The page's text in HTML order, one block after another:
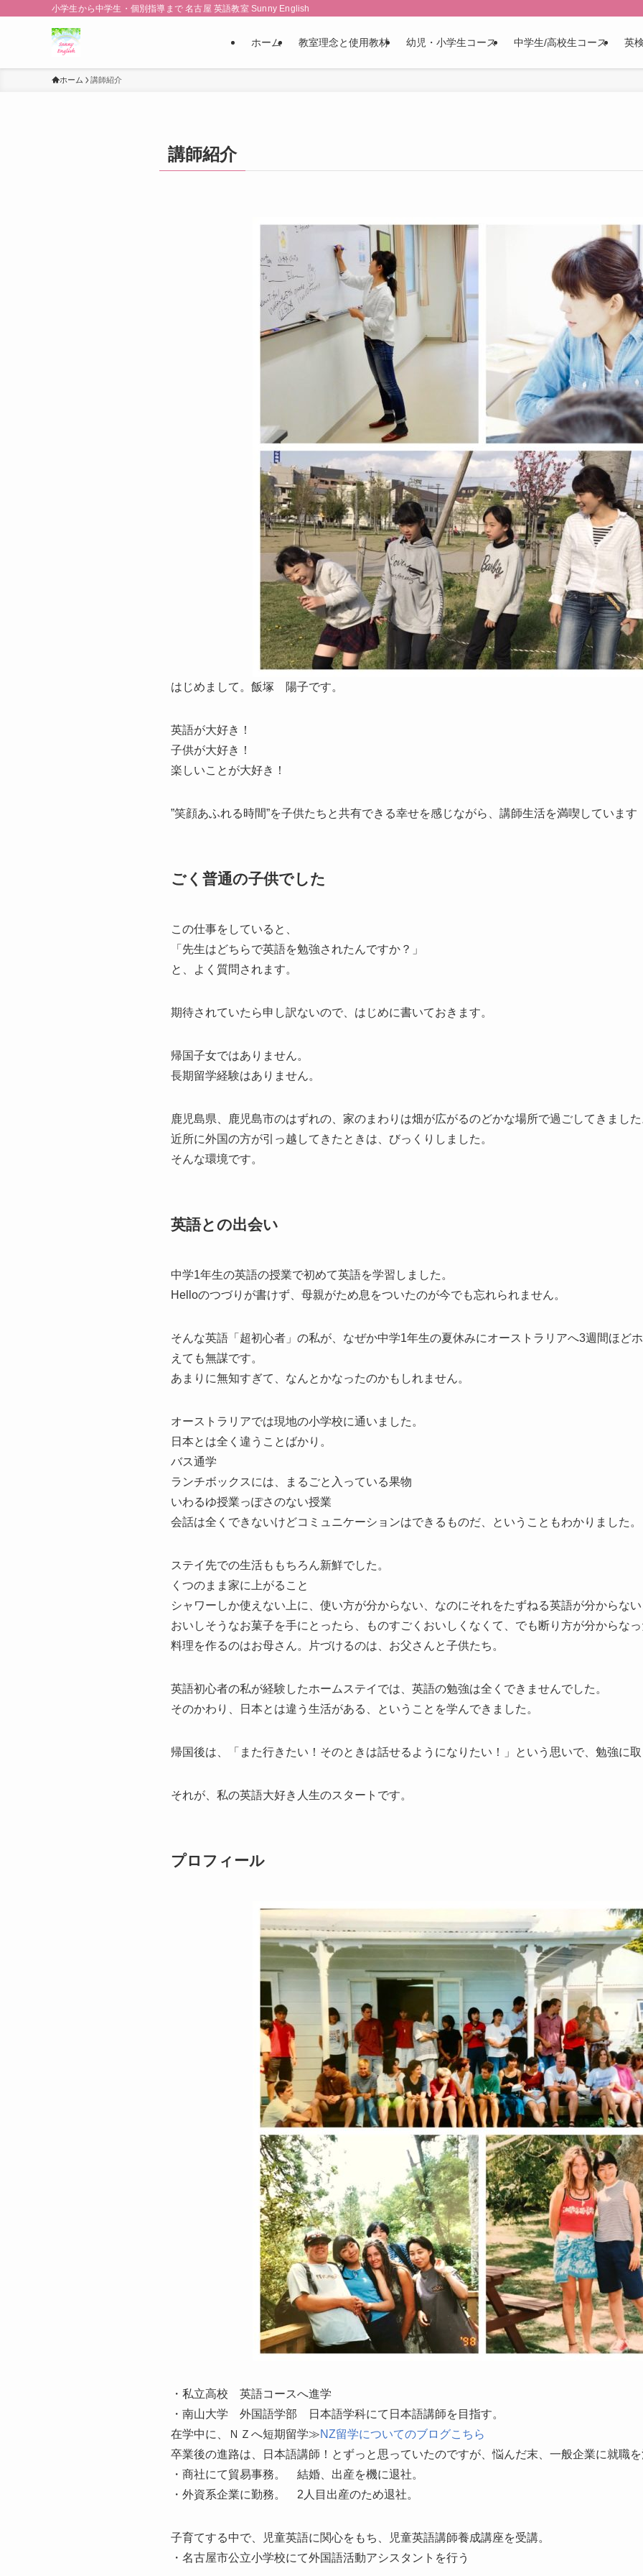
小学生から中学生・個別指導まで 名古屋 英語教室 Sunny English
ホーム 教室理念と使用教材 幼児・小学生コース 中学生/高校生コース 英
ホーム 講師紹介
講師紹介
はじめまして。飯塚 陽子です。
英語が大好き！
子供が大好き！
楽しいことが大好き！
”笑顔あふれる時間”を子供たちと共有できる幸せを感じながら、講師生活を満喫しています
ごく普通の子供でした
この仕事をしていると、
「先生はどちらで英語を勉強されたんですか？」
と、よく質問されます。
期待されていたら申し訳ないので、はじめに書いておきます。
帰国子女ではありません。
長期留学経験はありません。
鹿児島県、鹿児島市のはずれの、家のまわりは畑が広がるのどかな場所で過ごしてきまし
近所に外国の方が引っ越してきたときは、びっくりしました。
そんな環境です。
英語との出会い
中学1年生の英語の授業で初めて英語を学習しました。
Helloのつづりが書けず、母親がため息をついたのが今でも忘れられません。
そんな英語「超初心者」の私が、なぜか中学1年生の夏休みにオーストラリアへ3週間ほど
えても無謀です。
あまりに無知すぎて、なんとかなったのかもしれません。
オーストラリアでは現地の小学校に通いました。
日本とは全く違うことばかり。
バス通学
ランチボックスには、まるごと入っている果物
いわるゆ授業っぽさのない授業
会話は全くできないけどコミュニケーションはできるものだ、ということもわかりました。
ステイ先での生活ももちろん新鮮でした。
くつのまま家に上がること
シャワーしか使えない上に、使い方が分からない、なのにそれをたずねる英語が分からな
おいしそうなお菓子を手にとったら、ものすごくおいしくなくて、でも断り方が分からな
料理を作るのはお母さん。片づけるのは、お父さんと子供たち。
英語初心者の私が経験したホームステイでは、英語の勉強は全くできませんでした。
そのかわり、日本とは違う生活がある、ということを学んできました。
帰国後は、「また行きたい！そのときは話せるようになりたい！」という思いで、勉強に
それが、私の英語大好き人生のスタートです。
プロフィール
・私立高校 英語コースへ進学
・南山大学 外国語学部 日本語学科にて日本語講師を目指す。
在学中に、ＮＺへ短期留学≫NZ留学についてのブログこちら
卒業後の進路は、日本語講師！とずっと思っていたのですが、悩んだ末、一般企業に就職
・商社にて貿易事務。 結婚、出産を機に退社。
・外資系企業に勤務。 2人目出産のため退社。
子育てする中で、児童英語に関心をもち、児童英語講師養成講座を受講。
・名古屋市公立小学校にて外国語活動アシスタントを行う